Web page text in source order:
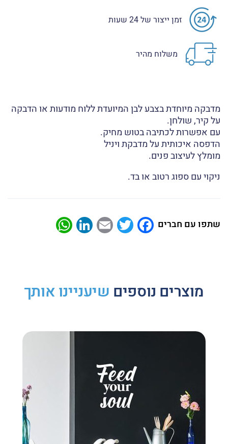
זמן ייצור של 24 שעות
משלוח מהיר
מדבקה מיוחדת בצבע לבן המיועדת ללוח מודעות או הדבקה
על קיר, שולחן.
עם אפשרות לכתיבה בטוש מחיק.
הדפסה איכותית על מדבקת ויניל
מומלץ לעיצוב פנים.
ניקוי עם ספוג רטוב או בד.
שתפו עם חברים Facebook
Twitter
Email
LinkedIn
מוצרים נוספים שיעניינו אותך